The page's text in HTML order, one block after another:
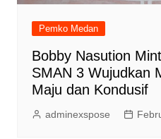
Pemko Medan
Bobby Nasution
SMAN 3 Wujudkan
Maju dan Kondusif
adminexspose